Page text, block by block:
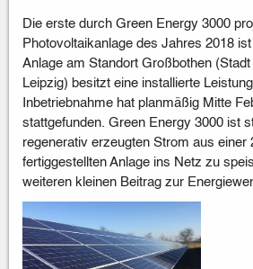
Die erste durch Green Energy 3000
Photovoltaikanlage des Jahres 2018
Anlage am Standort Großbothen
Leipzig) besitzt eine installierte
Inbetriebnahme hat planmäßig Mitte
stattgefunden. Green Energy 3000 ist
regenerativ erzeugten Strom aus einer
fertiggestellten Anlage ins Netz zu
weiteren kleinen Beitrag zur